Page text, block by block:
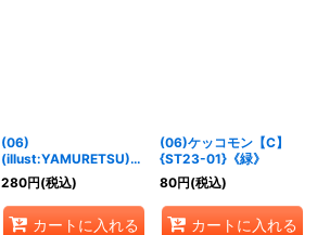
(06)
(illust:YAMURETSU)セ
ピア・メモリーブース
ト！！【P】{LM-037}
《黒》
280円(税込)
カートに入れる
(06)ケッコモン【C】
{ST23-01}《緑》
80円(税込)
カートに入れる